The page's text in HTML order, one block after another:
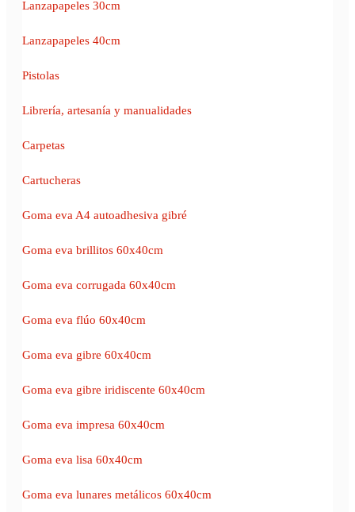
Lanzapapeles 30cm
Lanzapapeles 40cm
Pistolas
Librería, artesanía y manualidades
Carpetas
Cartucheras
Goma eva A4 autoadhesiva gibré
Goma eva brillitos 60x40cm
Goma eva corrugada 60x40cm
Goma eva flúo 60x40cm
Goma eva gibre 60x40cm
Goma eva gibre iridiscente 60x40cm
Goma eva impresa 60x40cm
Goma eva lisa 60x40cm
Goma eva lunares metálicos 60x40cm